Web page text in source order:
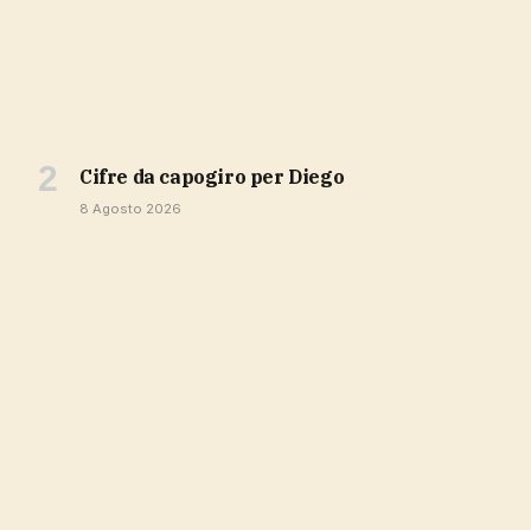
cifre da capogiro per Diego
8 Agosto 2026